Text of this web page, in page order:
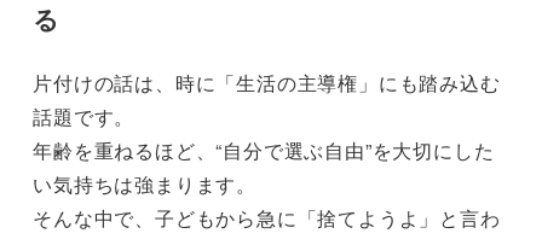
る
片付けの話は、時に「生活の主導権」にも踏み込む
話題です。
年齢を重ねるほど、“自分で選ぶ自由”を大切にした
い気持ちは強まります。
そんな中で、子どもから急に「捨てようよ」と言わ